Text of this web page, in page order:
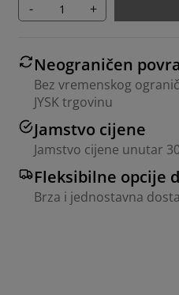
- +
Neograničen
Bez vremenskog
JYSK trgovinu
Jamstvo cijene
Jamstvo cijene unutar
Fleksibilne opcije
Brza i jednostavna